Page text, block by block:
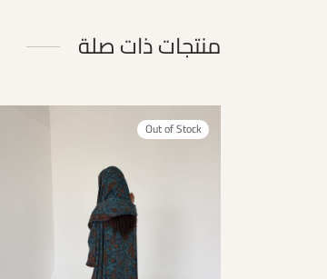
منتجات ذات صلة
Out of Stock